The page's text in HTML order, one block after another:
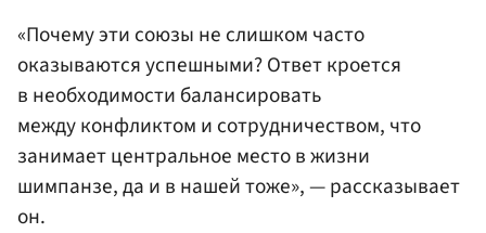
«Почему эти союзы не слишком часто
оказываются успешными? Ответ кроется
в необходимости балансировать
между конфликтом и сотрудничеством, что
занимает центральное место в жизни
шимпанзе, да и в нашей тоже», — рассказывает
он.